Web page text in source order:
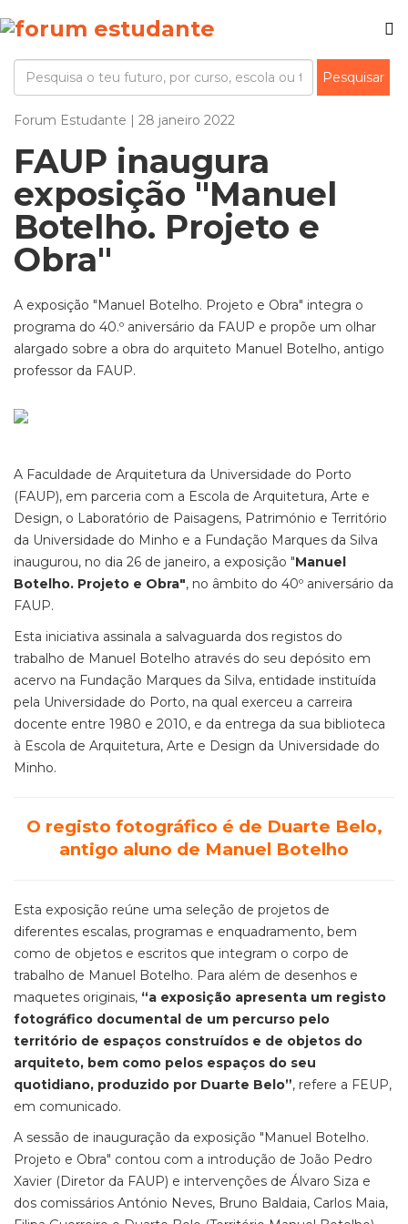
Forum Estudante | 28 janeiro 2022
FAUP inaugura
exposição "Manuel
Botelho. Projeto e
Obra"
A exposição "Manuel Botelho. Projeto e Obra" integra o
programa do 40.º aniversário da FAUP e propõe um olhar
alargado sobre a obra do arquiteto Manuel Botelho, antigo
professor da FAUP.
A Faculdade de Arquitetura da Universidade do Porto
(FAUP), em parceria com a Escola de Arquitetura, Arte e
Design, o Laboratório de Paisagens, Património e Território
da Universidade do Minho e a Fundação Marques da Silva
inaugurou, no dia 26 de janeiro, a exposição "Manuel
Botelho. Projeto e Obra", no âmbito do 40º aniversário da
FAUP.
Esta iniciativa assinala a salvaguarda dos registos do
trabalho de Manuel Botelho através do seu depósito em
acervo na Fundação Marques da Silva, entidade instituída
pela Universidade do Porto, na qual exerceu a carreira
docente entre 1980 e 2010, e da entrega da sua biblioteca
à Escola de Arquitetura, Arte e Design da Universidade do
Minho.
O registo fotográfico é de Duarte Belo,
antigo aluno de Manuel Botelho
Esta exposição reúne uma seleção de projetos de
diferentes escalas, programas e enquadramento, bem
como de objetos e escritos que integram o corpo de
trabalho de Manuel Botelho. Para além de desenhos e
maquetes originais, “a exposição apresenta um registo
fotográfico documental de um percurso pelo
território de espaços construídos e de objetos do
arquiteto, bem como pelos espaços do seu
quotidiano, produzido por Duarte Belo”, refere a FEUP,
em comunicado.
A sessão de inauguração da exposição "Manuel Botelho.
Projeto e Obra" contou com a introdução de João Pedro
Xavier (Diretor da FAUP) e intervenções de Álvaro Siza e
dos comissários António Neves, Bruno Baldaia, Carlos Maia,